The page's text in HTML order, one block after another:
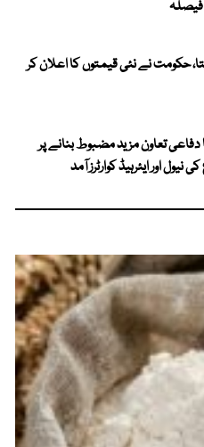
فیصلہ
حکومت نے نئی قیمتوں کا اعلان کر
دفاعی تعاون مزید مضبوط بنانے پر
نیول اور ایئرہیڈ کوارٹرز آمد